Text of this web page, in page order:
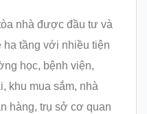
nhà được đầu tư và
tầng với nhiều tiện
học, bệnh viện,
khu mua sắm, nhà
hàng, trụ sở cơ quan